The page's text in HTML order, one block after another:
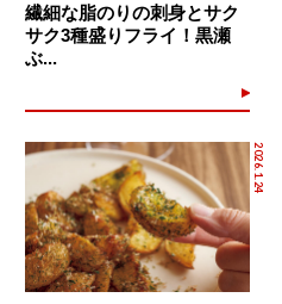
繊細な脂のりの刺身とサク
サク3種盛りフライ！黒瀬
ぶ...
2026.1.24